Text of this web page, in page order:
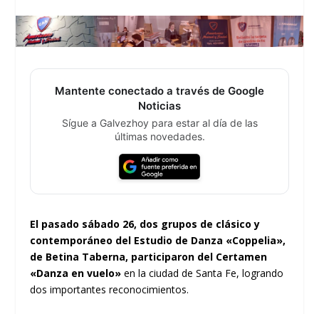
Mantente conectado a través de Google
Noticias
Sígue a Galvezhoy para estar al día de las
últimas novedades.
El pasado sábado 26, dos grupos de clásico y
contemporáneo del Estudio de Danza «Coppelia»,
de Betina Taberna, participaron del Certamen
«Danza en vuelo» en la ciudad de Santa Fe, logrando
dos importantes reconocimientos.